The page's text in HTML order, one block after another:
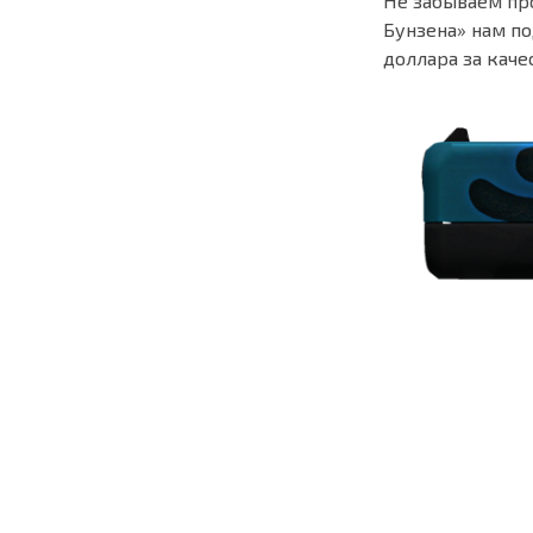
Бунзена» нам
доллара за